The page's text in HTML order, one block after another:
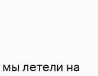
летели на